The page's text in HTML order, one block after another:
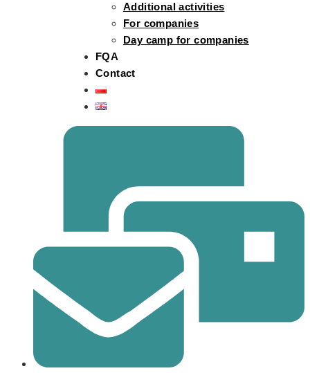
Additional activities
For companies
Day camp for companies
FQA
Contact